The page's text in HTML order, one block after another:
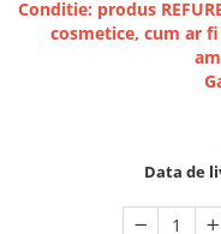
Hard Disk-uri Desktop
Conditie: produs
cosmetice, cum ar
Data de